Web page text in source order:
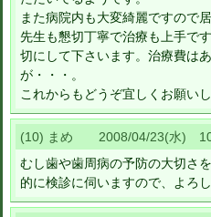
また病院内も大変綺麗ですので
先生も懇切丁寧で治療も上手で
切にして下さいます。治療費は
が・・・。
これからもどうぞ宜しくお願いし
(10) まめ 2008/04/23(水)
むし歯や歯周病の予防の大切さ
的に検診に伺いますので、よろ